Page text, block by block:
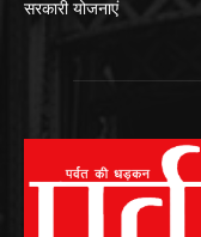
सरकारी योजनाएं